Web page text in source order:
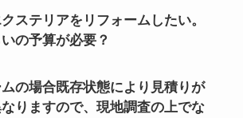
ステリアをリフォームしたい。
の予算が必要？
ムの場合既存状態により見積りが
りますので、現地調査の上でな